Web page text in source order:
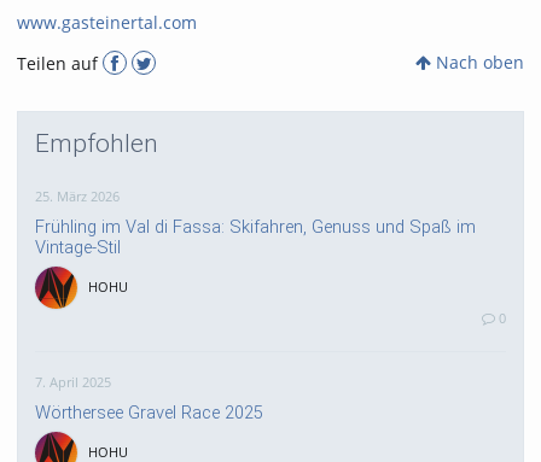
www.gasteinertal.com
Teilen auf
Nach oben
Empfohlen
25. März 2026
Frühling im Val di Fassa: Skifahren, Genuss und Spaß im
Vintage-Stil
HOHU
0
7. April 2025
Wörthersee Gravel Race 2025
HOHU